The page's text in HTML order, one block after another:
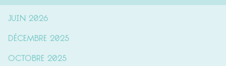
juin 2026
décembre 2025
octobre 2025